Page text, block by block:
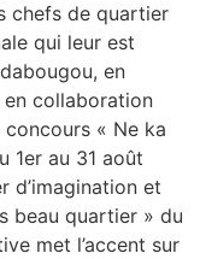
chefs de quartier
qui leur est
en
en collaboration
« Ne ka
1er au 31 août
d’imagination et
beau quartier » du
met l’accent sur